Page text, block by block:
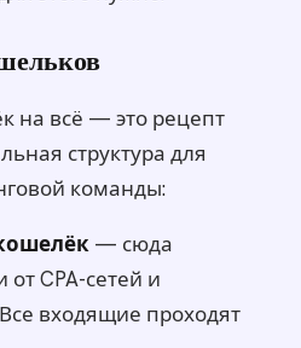
на всё — это рецепт
структура для
команды:
— сюда
CPA-сетей и
входящие проходят